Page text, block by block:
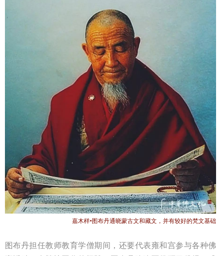
嘉木样•图布丹通晓蒙古文和藏文，并有较好的梵文基础
图布丹担任教师教育学僧期间，还要代表雍和宫参与各种佛